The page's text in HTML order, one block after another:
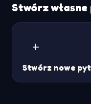
Stwórz
+
Stwórz nowe